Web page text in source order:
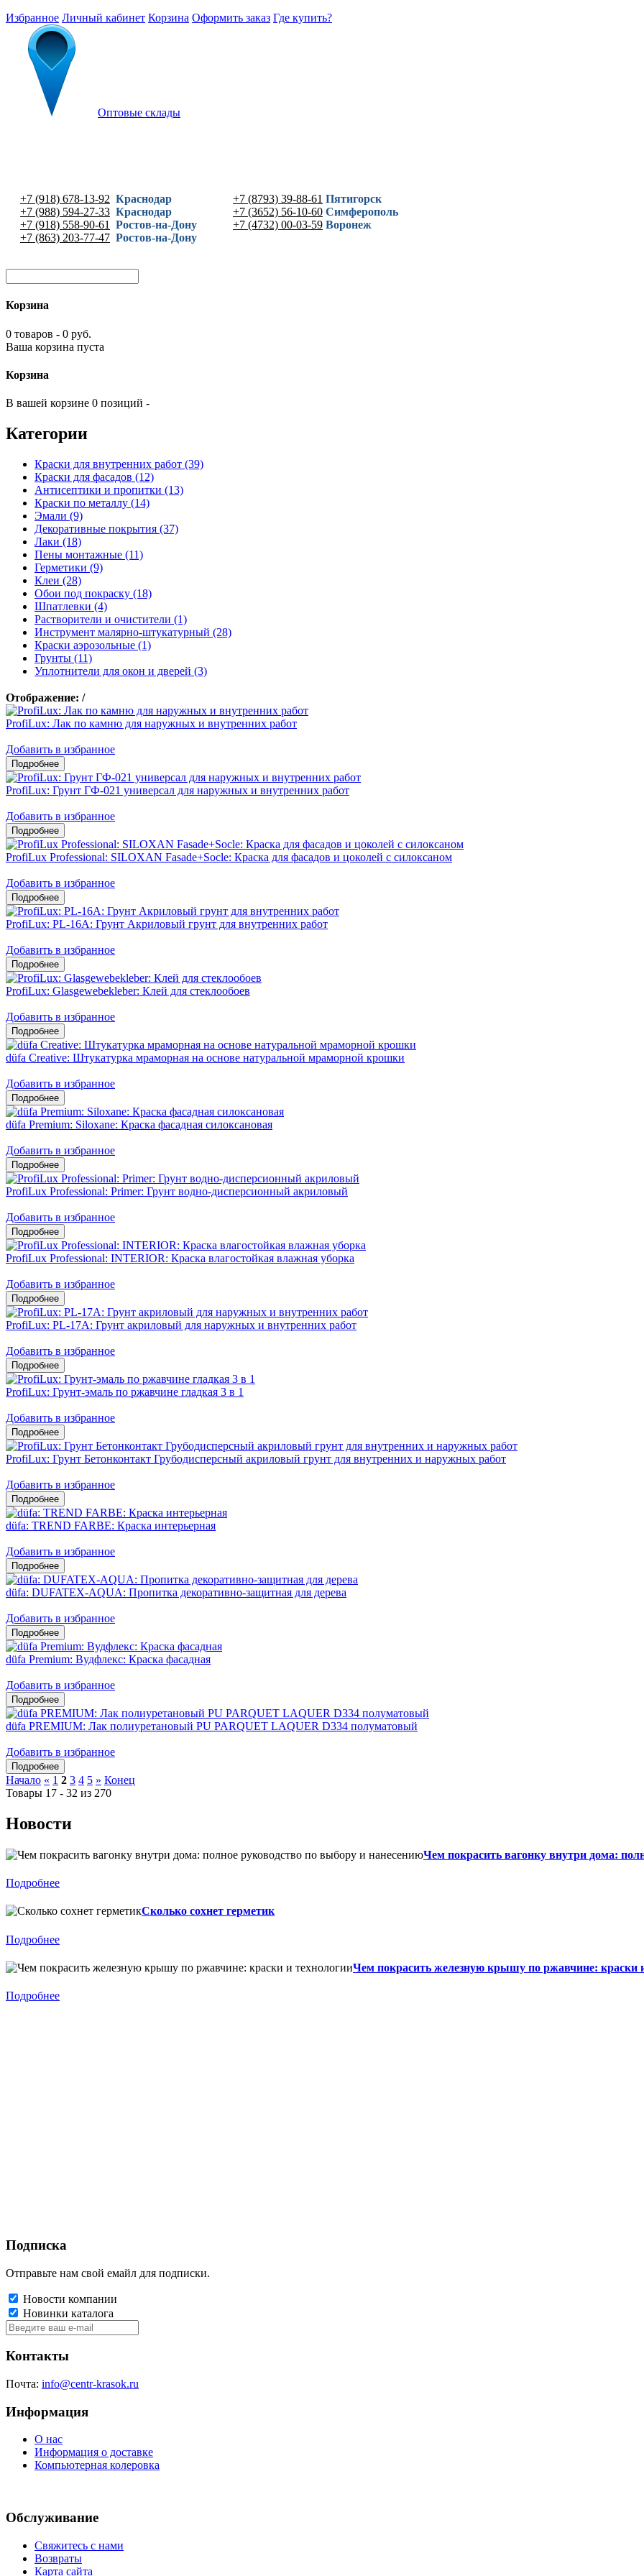
Избранное Личный кабинет Корзина Оформить заказ Где купить?
Оптовые склады
+7 (918) 678-13-92 Краснодар
+7 (988) 594-27-33 Краснодар
+7 (918) 558-90-61
Ростов-на-Дону
+7 (863) 203-77-47 Ростов-на-Дону
+7 (8793) 39-88-61 Пятигорск
+7 (3652) 56-10-60 Симферополь
+7 (4732) 00-03-59 Воронеж
Корзина
0 товаров - 0 руб.
Ваша корзина пуста
Корзина
В вашей корзине 0 позиций -
Категории
Краски для внутренних работ (39)
Краски для фасадов (12)
Антисептики и пропитки (13)
Краски по металлу (14)
Эмали (9)
Декоративные покрытия (37)
Лаки (18)
Пены монтажные (11)
Герметики (9)
Клеи (28)
Обои под покраску (18)
Шпатлевки (4)
Растворители и очистители (1)
Инструмент малярно-штукатурный (28)
Краски аэрозольные (1)
Грунты (11)
Уплотнители для окон и дверей (3)
Отображение: /
ProfiLux: Лак по камню для наружных и внутренних работ
Добавить в избранное
ProfiLux: Грунт ГФ-021 универсал для наружных и внутренних работ
Добавить в избранное
ProfiLux Professional: SILOXAN Fasade+Socle: Краска для фасадов и цоколей c силоксаном
Добавить в избранное
ProfiLux: PL-16A: Грунт Акриловый грунт для внутренних работ
Добавить в избранное
ProfiLux: Glasgewebekleber: Клей для стеклообоев
Добавить в избранное
düfa Creative: Штукатурка мраморная на основе натуральной мраморной крошки
Добавить в избранное
düfa Premium: Siloxane: Краска фасадная силоксановая
Добавить в избранное
ProfiLux Professional: Primer: Грунт водно-дисперсионный акриловый
Добавить в избранное
ProfiLux Professional: INTERIOR: Краска влагостойкая влажная уборка
Добавить в избранное
ProfiLux: PL-17A: Грунт акриловый для наружных и внутренних работ
Добавить в избранное
ProfiLux: Грунт-эмаль по ржавчине гладкая 3 в 1
Добавить в избранное
ProfiLux: Грунт Бетонконтакт Грубодисперсный акриловый грунт для внутренних и наружных работ
Добавить в избранное
düfa: TREND FARBE: Краска интерьерная
Добавить в избранное
düfa: DUFATEX-AQUA: Пропитка декоративно-защитная для дерева
Добавить в избранное
düfa Premium: Вудфлекс: Краска фасадная
Добавить в избранное
düfa PREMIUM: Лак полиуретановый PU PARQUET LAQUER D334 полуматовый
Добавить в избранное
Начало « 1 2 3 4 5 » Конец
Товары 17 - 32 из 270
Новости
Чем покрасить вагонку внутри дома:
Подробнее
Сколько сохнет герметик
Подробнее
Чем покрасить железную крышу по ржавчине: краски
Подробнее
Подписка
Отправьте нам свой емайл для подписки.
Новости компании
Новинки каталога
Контакты
Почта: info@centr-krasok.ru
Информация
О нас
Информация о доставке
Компьютерная колеровка
Обслуживание
Свяжитесь с нами
Возвраты
Карта сайта